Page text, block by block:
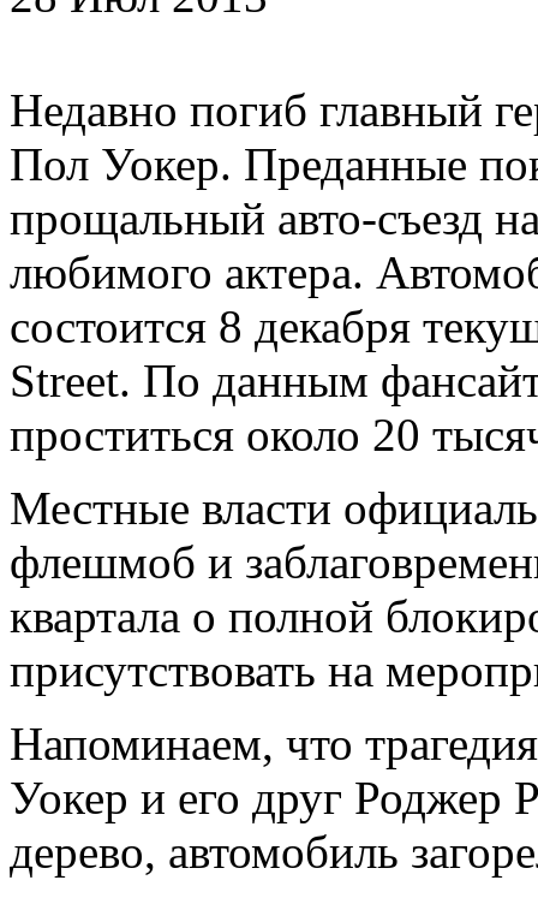
Недавно погиб главный
Пол Уокер. Преданные
прощальный авто-съезд
любимого актера.
состоится 8 декабря
Street. По данным
проститься около 20
Местные власти
флешмоб и
квартала о полной
присутствовать на
Напоминаем, что
Уокер и его друг Роджер
дерево, автомобиль